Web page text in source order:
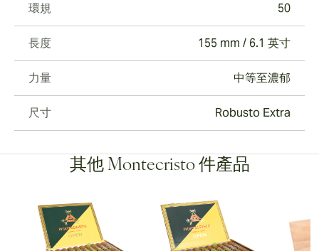
環規 50
長度 155 mm / 6.1 英寸
力量 中等至濃郁
尺寸 Robusto Extra
其他 Montecristo 件產品